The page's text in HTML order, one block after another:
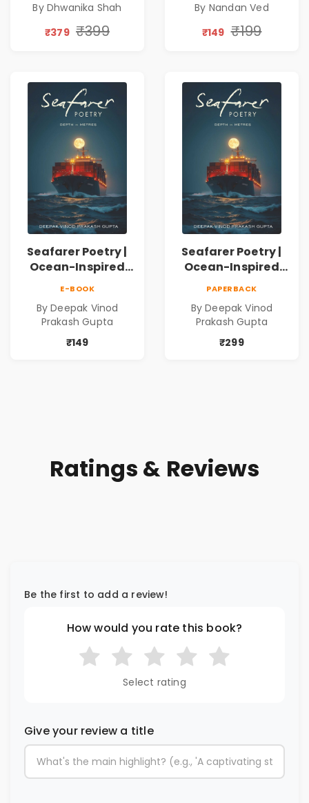
Silence & Self-
Discovery | A
Connection | By
Dhwanika Shah
By Dhwanika Shah
₹379 ₹399
Book
By Nandan Ved
₹149 ₹199
Seafarer Poetry |
Ocean-Inspired
E-BOOK
By Deepak Vinod
Prakash Gupta
₹149
Seafarer Poetry |
Ocean-Inspired
PAPERBACK
By Deepak Vinod
Prakash Gupta
₹299
Ratings & Reviews
Be the first to add a review!
How would you rate this book?
Select rating
Give your review a title